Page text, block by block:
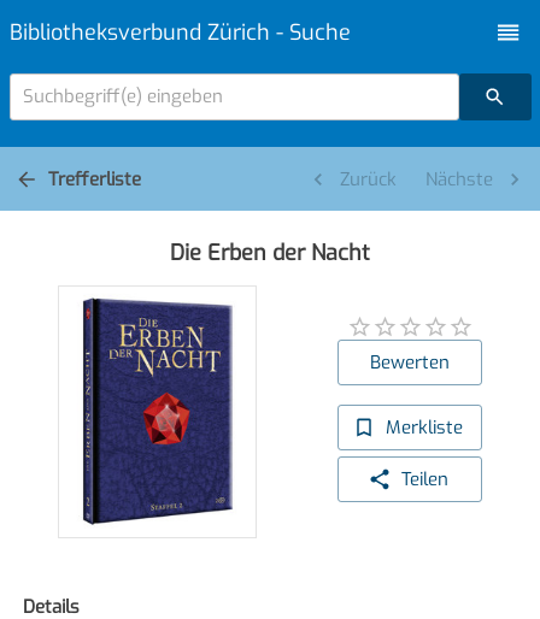
Bibliotheksverbund Zürich - Suche
Suchbegriff(e) eingeben
Trefferliste Zurück Nächste
Die Erben der Nacht
Bewerten
Merkliste
Teilen
Details